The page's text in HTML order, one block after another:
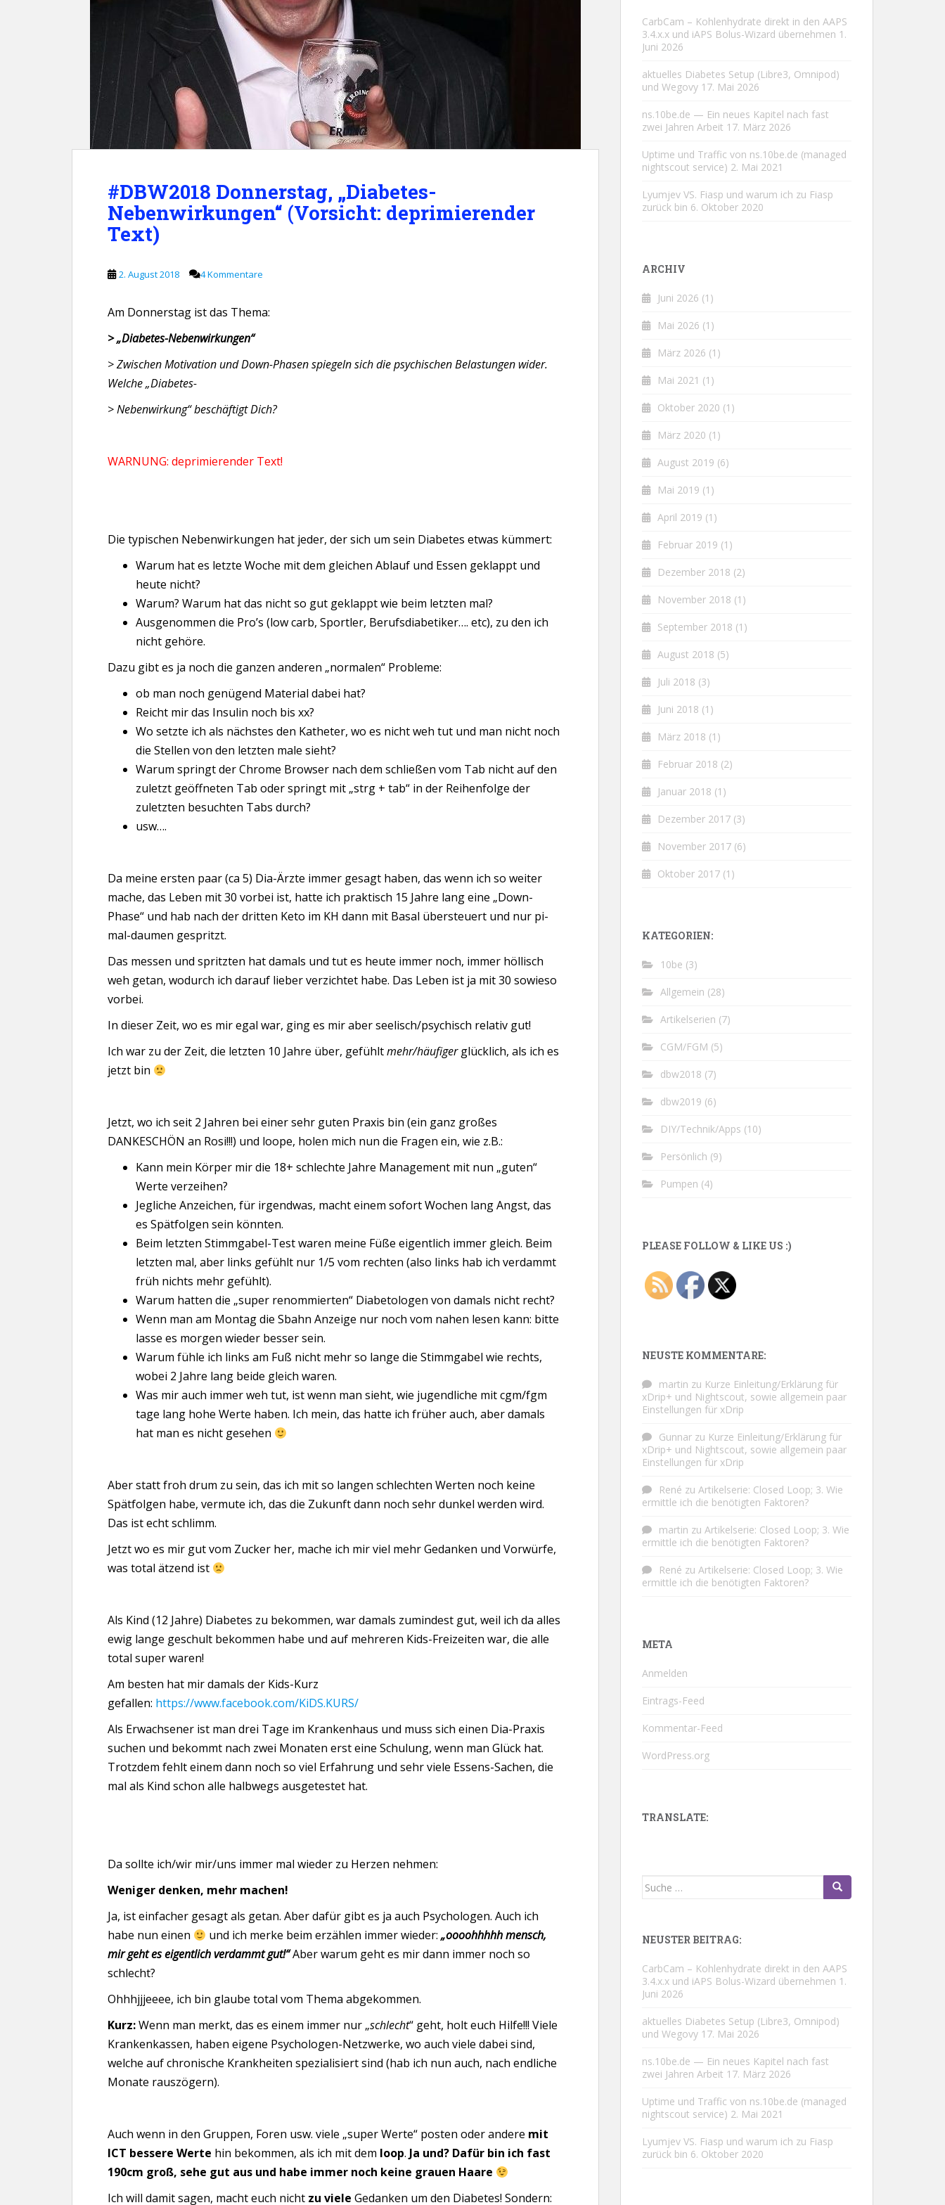
#DBW2018 Donnerstag, „Diabetes-
Nebenwirkungen“ (Vorsicht: deprimierender
Text)
2. August 2018 4 Kommentare
Am Donnerstag ist das Thema:
> „Diabetes-Nebenwirkungen“
> Zwischen Motivation und Down-Phasen spiegeln sich die psychischen Belastungen wider.
Welche „Diabetes-
> Nebenwirkung“ beschäftigt Dich?
WARNUNG: deprimierender Text!
Die typischen Nebenwirkungen hat jeder, der sich um sein Diabetes etwas kümmert:
Warum hat es letzte Woche mit dem gleichen Ablauf und Essen geklappt und
heute nicht?
Warum? Warum hat das nicht so gut geklappt wie beim letzten mal?
Ausgenommen die Pro’s (low carb, Sportler, Berufsdiabetiker…. etc), zu den ich
nicht gehöre.
Dazu gibt es ja noch die ganzen anderen „normalen“ Probleme:
ob man noch genügend Material dabei hat?
Reicht mir das Insulin noch bis xx?
Wo setzte ich als nächstes den Katheter, wo es nicht weh tut und man nicht noch
die Stellen von den letzten male sieht?
Warum springt der Chrome Browser nach dem schließen vom Tab nicht auf den
zuletzt geöffneten Tab oder springt mit „strg + tab“ in der Reihenfolge der
zuletzten besuchten Tabs durch?
usw….
Da meine ersten paar (ca 5) Dia-Ärzte immer gesagt haben, das wenn ich so weiter
mache, das Leben mit 30 vorbei ist, hatte ich praktisch 15 Jahre lang eine „Down-
Phase“ und hab nach der dritten Keto im KH dann mit Basal übersteuert und nur pi-
mal-daumen gespritzt.
Das messen und spritzten hat damals und tut es heute immer noch, immer höllisch
weh getan, wodurch ich darauf lieber verzichtet habe. Das Leben ist ja mit 30 sowieso
vorbei.
In dieser Zeit, wo es mir egal war, ging es mir aber seelisch/psychisch relativ gut!
Ich war zu der Zeit, die letzten 10 Jahre über, gefühltmehr/häufigerglücklich, als ich es
jetzt bin
Jetzt, wo ich seit 2 Jahren bei einer sehr guten Praxis bin (ein ganz großes
DANKESCHÖN an Rosi!!!) und loope, holen mich nun die Fragen ein, wie z.B.:
Kann mein Körper mir die 18+ schlechte Jahre Management mit nun „guten“
Werte verzeihen?
Jegliche Anzeichen, für irgendwas, macht einem sofort Wochen lang Angst, das
es Spätfolgen sein könnten.
Beim letzten Stimmgabel-Test waren meine Füße eigentlich immer gleich. Beim
letzten mal, aber links gefühlt nur 1/5 vom rechten (also links hab ich verdammt
früh nichts mehr gefühlt).
Warum hatten die „super renommierten“ Diabetologen von damals nicht recht?
Wenn man am Montag die Sbahn Anzeige nur noch vom nahen lesen kann: bitte
lasse es morgen wieder besser sein.
Warum fühle ich links am Fuß nicht mehr so lange die Stimmgabel wie rechts,
wobei 2 Jahre lang beide gleich waren.
Was mir auch immer weh tut, ist wenn man sieht, wie jugendliche mit cgm/fgm
tage lang hohe Werte haben. Ich mein, das hatte ich früher auch, aber damals
hat man es nicht gesehen
Aber statt froh drum zu sein, das ich mit so langen schlechten Werten noch keine
Spätfolgen habe, vermute ich, das die Zukunft dann noch sehr dunkel werden wird.
Das ist echt schlimm.
Jetzt wo es mir gut vom Zucker her, mache ich mir viel mehr Gedanken und Vorwürfe,
was total ätzend ist
Als Kind (12 Jahre) Diabetes zu bekommen, war damals zumindest gut, weil ich da alles
ewig lange geschult bekommen habe und auf mehreren Kids-Freizeiten war, die alle
total super waren!
Am besten hat mir damals der Kids-Kurz
gefallen: https://www.facebook.com/KiDS.KURS/
Als Erwachsener ist man drei Tage im Krankenhaus und muss sich einen Dia-Praxis
suchen und bekommt nach zwei Monaten erst eine Schulung, wenn man Glück hat.
Trotzdem fehlt einem dann noch so viel Erfahrung und sehr viele Essens-Sachen, die
mal als Kind schon alle halbwegs ausgetestet hat.
Da sollte ich/wir mir/uns immer mal wieder zu Herzen nehmen:
Weniger denken, mehr machen!
Ja, ist einfacher gesagt als getan. Aber dafür gibt es ja auch Psychologen. Auch ich
habe nun einen
und ich merke beim erzählen immer wieder:„oooohhhhh mensch,
mir geht es eigentlich verdammt gut!“Aber warum geht es mir dann immer noch so
schlecht?
Ohhhjjjeeee, ich bin glaube total vom Thema abgekommen.
Kurz:Wenn man merkt, das es einem immer nur „schlecht“ geht, holt euch Hilfe!!! Viele
Krankenkassen, haben eigene Psychologen-Netzwerke, wo auch viele dabei sind,
welche auf chronische Krankheiten spezialisiert sind (hab ich nun auch, nach endliche
Monate rauszögern).
Auch wenn in den Gruppen, Foren usw. viele „super Werte“ posten oder andere mit
ICT bessere Werte hin bekommen, als ich mit dem loop. Ja und? Dafür bin ich fast
190cm groß, sehe gut aus und habe immer noch keine grauen Haare
Ich will damit sagen, macht euch nicht zu viele Gedanken um den Diabetes! Sondern:
CarbCam – Kohlenhydrate direkt in den AAPS
3.4.x.x und iAPS Bolus-Wizard übernehmen 1.
Juni 2026
aktuelles Diabetes Setup (Libre3, Omnipod)
und Wegovy 17. Mai 2026
ns.10be.de — Ein neues Kapitel nach fast
zwei Jahren Arbeit 17. März 2026
Uptime und Traffic von ns.10be.de (managed
nightscout service) 2. Mai 2021
Lyumjev VS. Fiasp und warum ich zu Fiasp
zurück bin 6. Oktober 2020
ARCHIV
Juni 2026 (1)
Mai 2026 (1)
März 2026 (1)
Mai 2021 (1)
Oktober 2020 (1)
März 2020 (1)
August 2019 (6)
Mai 2019 (1)
April 2019 (1)
Februar 2019 (1)
Dezember 2018 (2)
November 2018 (1)
September 2018 (1)
August 2018 (5)
Juli 2018 (3)
Juni 2018 (1)
März 2018 (1)
Februar 2018 (2)
Januar 2018 (1)
Dezember 2017 (3)
November 2017 (6)
Oktober 2017 (1)
KATEGORIEN:
10be (3)
Allgemein (28)
Artikelserien (7)
CGM/FGM (5)
dbw2018 (7)
dbw2019 (6)
DIY/Technik/Apps (10)
Persönlich (9)
Pumpen (4)
PLEASE FOLLOW & LIKE US :)
NEUSTE KOMMENTARE:
martin zu Kurze Einleitung/Erklärung für
xDrip+ und Nightscout, sowie allgemein paar
Einstellungen für xDrip
Gunnar zu Kurze Einleitung/Erklärung für
xDrip+ und Nightscout, sowie allgemein paar
Einstellungen für xDrip
René zu Artikelserie: Closed Loop; 3. Wie
ermittle ich die benötigten Faktoren?
martin zu Artikelserie: Closed Loop; 3. Wie
ermittle ich die benötigten Faktoren?
René zu Artikelserie: Closed Loop; 3. Wie
ermittle ich die benötigten Faktoren?
META
Anmelden
Eintrags-Feed
Kommentar-Feed
WordPress.org
TRANSLATE:
Suche
NEUSTER BEITRAG:
CarbCam – Kohlenhydrate direkt in den AAPS
3.4.x.x und iAPS Bolus-Wizard übernehmen 1.
Juni 2026
aktuelles Diabetes Setup (Libre3, Omnipod)
und Wegovy 17. Mai 2026
ns.10be.de — Ein neues Kapitel nach fast
zwei Jahren Arbeit 17. März 2026
Uptime und Traffic von ns.10be.de (managed
nightscout service) 2. Mai 2021
Lyumjev VS. Fiasp und warum ich zu Fiasp
zurück bin 6. Oktober 2020